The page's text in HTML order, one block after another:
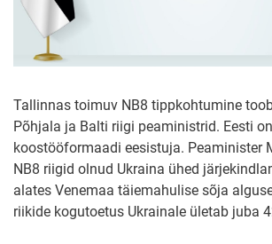
Tallinnas toimuv NB8 tippkohtumine
Põhjala ja Balti riigi peaministrid. Eesti
koostööformaadi eesistuja. Peaminister
NB8 riigid olnud Ukraina ühed
alates Venemaa täiemahulise sõja
riikide kogutoetus Ukrainale ületab juba